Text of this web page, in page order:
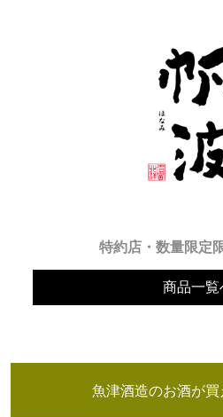
特約店・数量限定
商品一覧
魚津酒造のお酒が